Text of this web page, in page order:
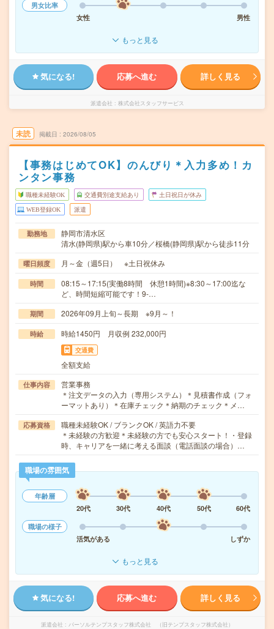
男女比率
女性
男性
もっと見る
気になる! 応募へ進む 詳しく見る
派遣会社 株式会社スタッフサービス
未読 掲載日 2026/08/05
【事務はじめてOK】のんびり＊入力多め！カ
ンタン事務
職種未経験OK 交通費別途支給あり 土日祝日が休み
WEB登録OK 派遣
勤務地
静岡市清水区
清水(静岡県)駅から車10分／桜橋(静岡県)駅から徒歩11分
曜日頻度 月～金（週5日） ※土日祝休み
時間
08:15～17:15(実働8時間 休憩1時間)※8:30～17:00迄な
ど、時間短縮可能です！9‐…
期間 2026年09月上旬～長期 ※9月～！
時給 時給1450円 月収例 232,000円
交通費
全額支給
仕事内容
営業事務
＊注文データの入力（専用システム）＊見積書作成（フォ
ーマットあり）＊在庫チェック＊納期のチェック＊メ…
応募資格
職種未経験OK / ブランクOK / 英語力不要
＊未経験の方歓迎＊未経験の方でも安心スタート！・登録
時、キャリアを一緒に考える面談（電話面談の場合）…
職場の雰囲気
年齢層
20代
30代 40代 50代
60代
職場の様子
活気がある
しずか
もっと見る
気になる! 応募へ進む 詳しく見る
派遣会社 パーソルテンプスタッフ株式会社 （旧テンプスタッフ株式会社）